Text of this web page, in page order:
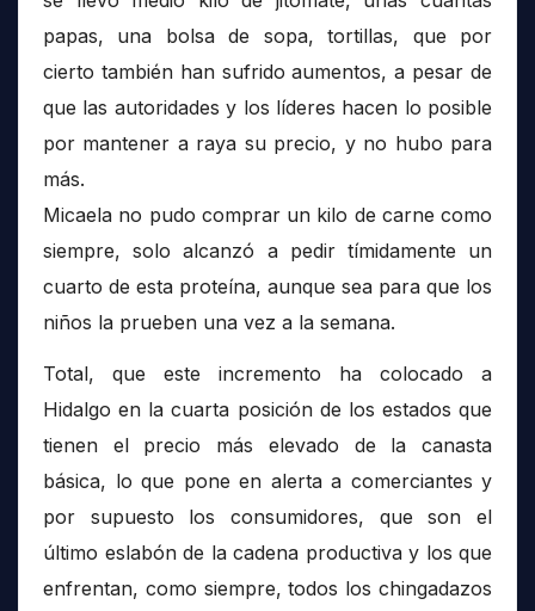
papas, una bolsa de sopa, tortillas, que por
cierto también han sufrido aumentos, a pesar de
que las autoridades y los líderes hacen lo posible
por mantener a raya su precio, y no hubo para
más.
Micaela no pudo comprar un kilo de carne como
siempre, solo alcanzó a pedir tímidamente un
cuarto de esta proteína, aunque sea para que los
niños la prueben una vez a la semana.
Total, que este incremento ha colocado a
Hidalgo en la cuarta posición de los estados que
tienen el precio más elevado de la canasta
básica, lo que pone en alerta a comerciantes y
por supuesto los consumidores, que son el
último eslabón de la cadena productiva y los que
enfrentan, como siempre, todos los chingadazos